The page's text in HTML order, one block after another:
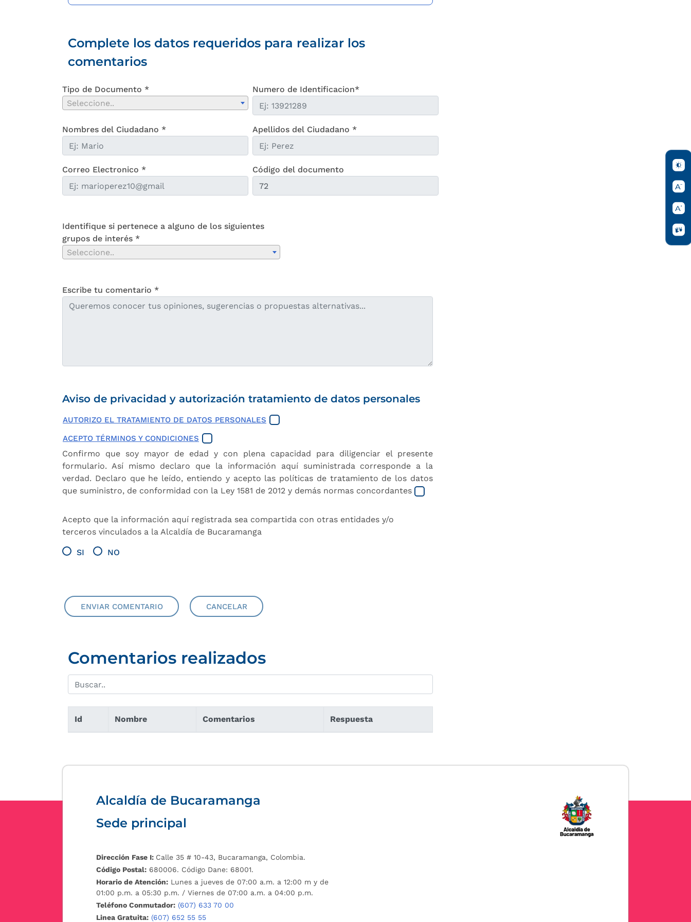
Complete los datos requeridos para realizar los
comentarios
Tipo de Documento *
Seleccione..
Numero de Identificacion*
Nombres del Ciudadano * Apellidos del Ciudadano *
Correo Electronico * Código del documento
Identifique si pertenece a alguno de los siguientes
grupos de interés *
Seleccione..
Escribe tu comentario *
Aviso de privacidad y autorización tratamiento de datos personales
AUTORIZO EL TRATAMIENTO DE DATOS PERSONALES
ACEPTO TÉRMINOS Y CONDICIONES
Confirmo que soy mayor de edad y con plena capacidad para diligenciar el presente
formulario. Así mismo declaro que la información aquí suministrada corresponde a la
verdad. Declaro que he leído, entiendo y acepto las políticas de tratamiento de los datos
que suministro, de conformidad con la Ley 1581 de 2012 y demás normas concordantes
Acepto que la información aquí registrada sea compartida con otras entidades y/o
terceros vinculados a la Alcaldía de Bucaramanga
SI NO
ENVIAR COMENTARIO CANCELAR
Comentarios realizados
Id Nombre Comentarios Respuesta
Alcaldía de Bucaramanga
Sede principal
Dirección Fase I: Calle 35 # 10-43, Bucaramanga, Colombia.
Código Postal: 680006. Código Dane: 68001.
Horario de Atención: Lunes a jueves de 07:00 a.m. a 12:00 m y de
01:00 p.m. a 05:30 p.m. / Viernes de 07:00 a.m. a 04:00 p.m.
Teléfono Conmutador: (607) 633 70 00
Linea Gratuita: (607) 652 55 55